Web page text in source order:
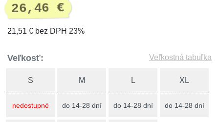
26,46 €
21,51 € bez DPH 23%
Veľkosť: Veľkostná tabuľka
S
nedostupné
M
do 14-28 dní
L
do 14-28 dní
XL
do 14-28 dní